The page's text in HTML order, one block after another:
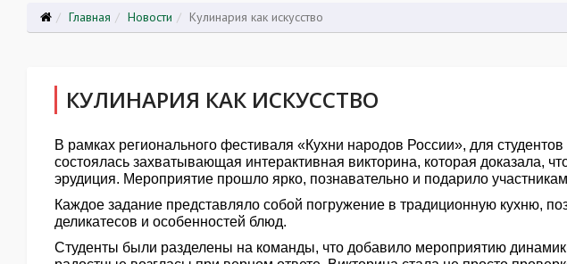
Главная Новости Кулинария как искусство
КУЛИНАРИЯ КАК ИСКУССТВО
В рамках регионального фестиваля «Кухни народов России», для
состоялась захватывающая интерактивная викторина, которая доказала,
эрудиция. Мероприятие прошло ярко, познавательно и подарило
Каждое задание представляло собой погружение в традиционную кухню,
деликатесов и особенностей блюд.
Студенты были разделены на команды, что добавило мероприятию